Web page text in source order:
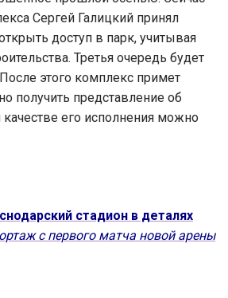
Сергей Галицкий принял
доступ в парк, учитывая
Третья очередь будет
этого комплекс примет
получить представление об
его исполнения можно
стадион в деталях
с первого матча новой арены